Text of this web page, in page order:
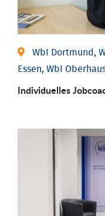
WbI Dortmund,
Essen, WbI
Individu­elles